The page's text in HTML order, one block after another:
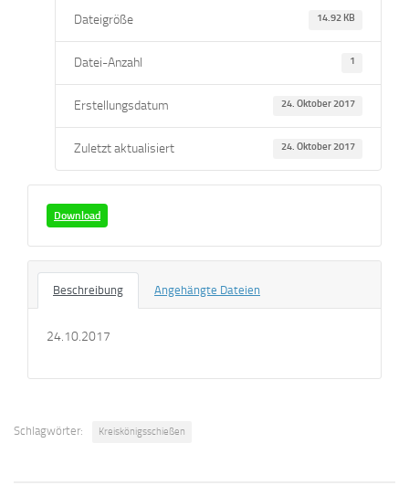
Dateigröße 14.92 KB
Datei-Anzahl 1
Erstellungsdatum 24. Oktober 2017
Zuletzt aktualisiert 24. Oktober 2017
Download
Beschreibung Angehängte Dateien
24.10.2017
Schlagwörter: Kreiskönigsschießen